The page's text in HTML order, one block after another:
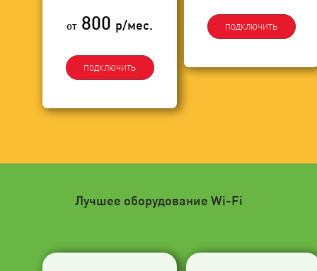
от 800 р/мес.
ПОДКЛЮЧИТЬ
ПОДКЛЮЧИТЬ
Лучшее оборудование Wi-Fi